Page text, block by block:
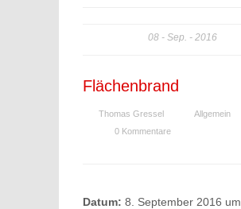
08 Sep. 2016
Flächenbrand
Thomas Gressel
Allgemein
0 Kommentare
Datum: 8. September 2016 um